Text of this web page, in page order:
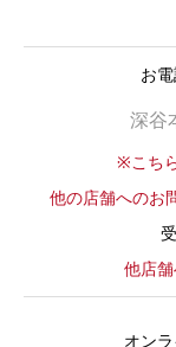
お
深谷
※こち
他の店舗へのお
他店
オン